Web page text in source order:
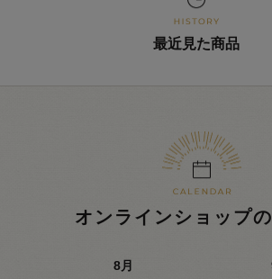
最近見た商品
オンラインショップ
8月